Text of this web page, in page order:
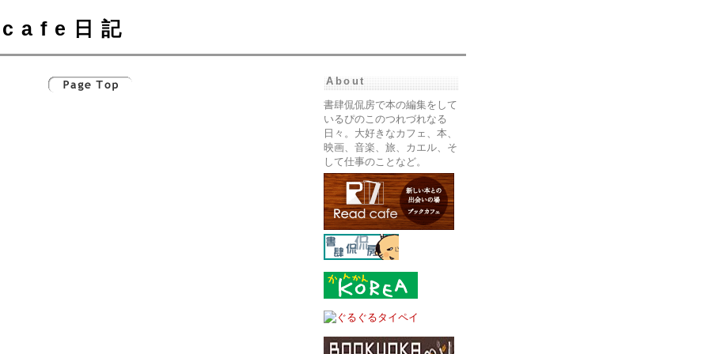
cafe日記
About
書肆侃侃房で本の編集をして
いるぴのこのつれづれなる
日々。大好きなカフェ、本、
映画、音楽、旅、カエル、そ
して仕事のことなど。